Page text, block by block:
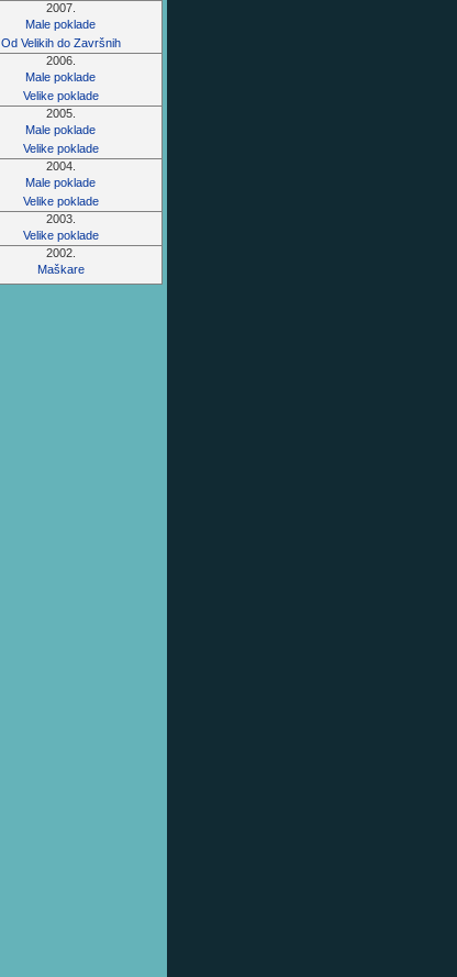
2007.
Male poklade
Od Velikih do Završnih
2006.
Male poklade
Velike poklade
2005.
Male poklade
Velike poklade
2004.
Male poklade
Velike poklade
2003.
Velike poklade
2002.
Maškare